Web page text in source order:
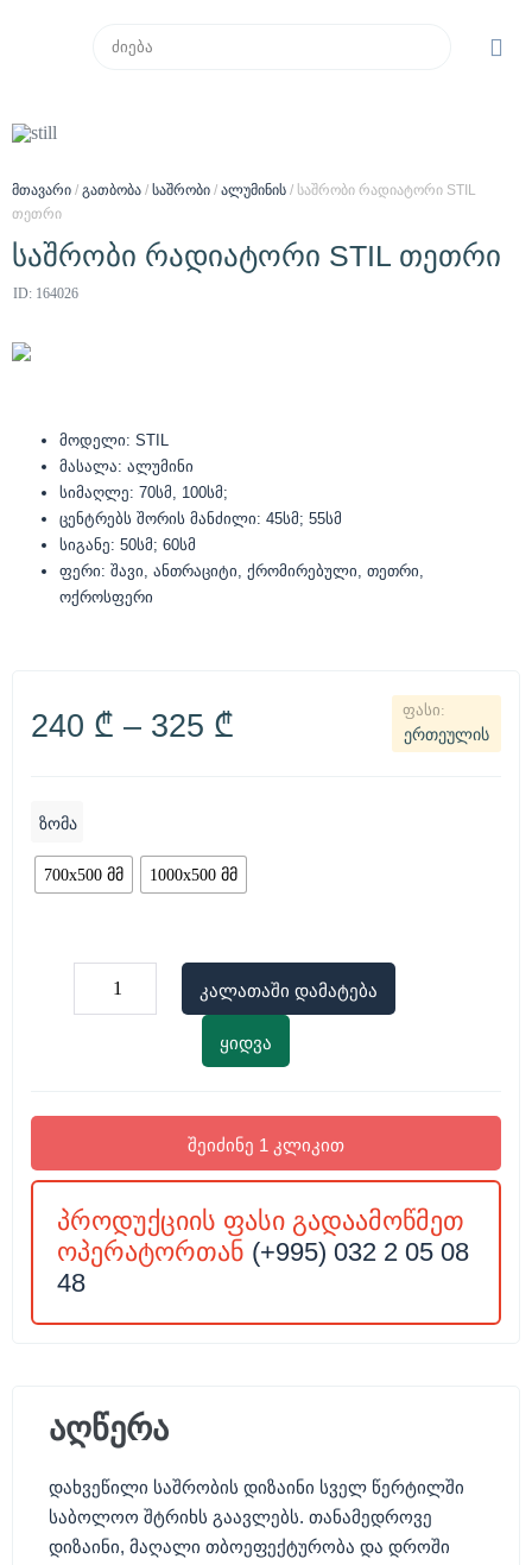
მთავარი / გათბობა / საშრობი / ალუმინის / საშრობი რადიატორი STIL
თეთრი
საშრობი რადიატორი STIL თეთრი
ID: 164026
მოდელი: STIL
მასალა: ალუმინი
სიმაღლე: 70სმ, 100სმ;
ცენტრებს შორის მანძილი: 45სმ; 55სმ
სიგანე: 50სმ; 60სმ
ფერი: შავი, ანთრაციტი, ქრომირებული, თეთრი,
ოქროსფერი
240 ₾ – 325 ₾ ერთეულის
ზომა
700x500 მმ 1000x500 მმ
კალათაში დამატება
ყიდვა
შეიძინე 1 კლიკით
პროდუქციის ფასი გადაამოწმეთ
ოპერატორთან (+995) 032 2 05 08
48
აღწერა
დახვეწილი საშრობის დიზაინი სველ წერტილში
საბოლოო შტრიხს გაავლებს. თანამედროვე
დიზაინი, მაღალი თბოეფექტურობა და დროში